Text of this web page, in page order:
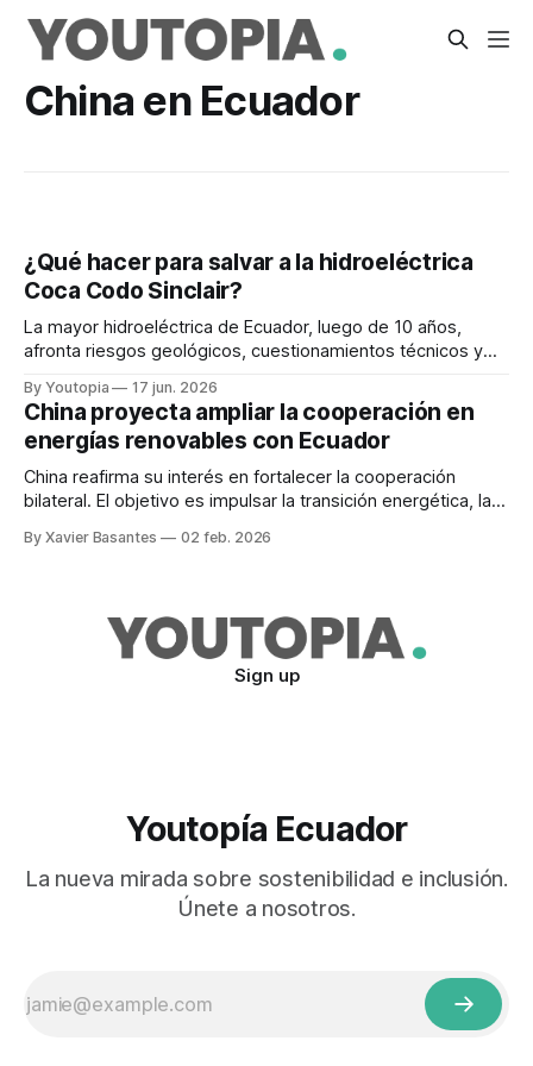
China en Ecuador
¿Qué hacer para salvar a la hidroeléctrica
Coca Codo Sinclair?
La mayor hidroeléctrica de Ecuador, luego de 10 años,
afronta riesgos geológicos, cuestionamientos técnicos y
By Youtopia 17 jun. 2026
China proyecta ampliar la cooperación en
energías renovables con Ecuador
China reafirma su interés en fortalecer la cooperación
bilateral. El objetivo es impulsar la transición energética, la
By Xavier Basantes 02 feb. 2026
Sign up
Youtopía Ecuador
La nueva mirada sobre sostenibilidad e inclusión.
Únete a nosotros.